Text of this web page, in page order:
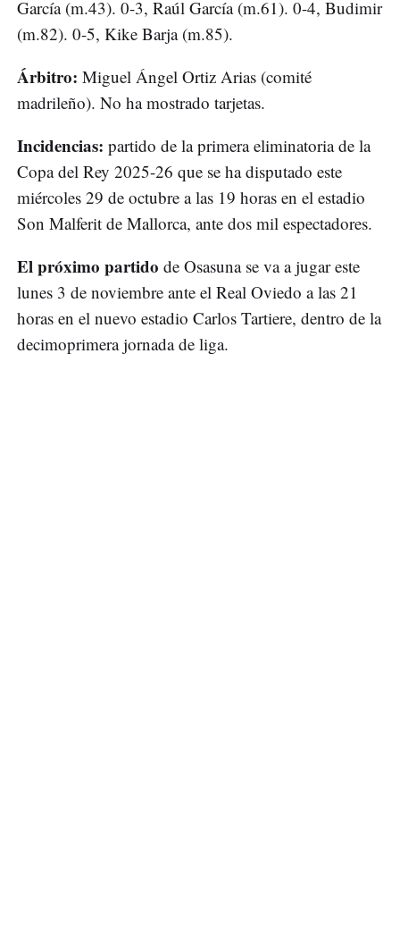
García (m.43). 0-3, Raúl García (m.61). 0-4, Budimir
(m.82). 0-5, Kike Barja (m.85).
Árbitro: Miguel Ángel Ortiz Arias (comité
madrileño). No ha mostrado tarjetas.
Incidencias: partido de la primera eliminatoria de la
Copa del Rey 2025-26 que se ha disputado este
miércoles 29 de octubre a las 19 horas en el estadio
Son Malferit de Mallorca, ante dos mil espectadores.
El próximo partido de Osasuna se va a jugar este
lunes 3 de noviembre ante el Real Oviedo a las 21
horas en el nuevo estadio Carlos Tartiere, dentro de la
decimoprimera jornada de liga.